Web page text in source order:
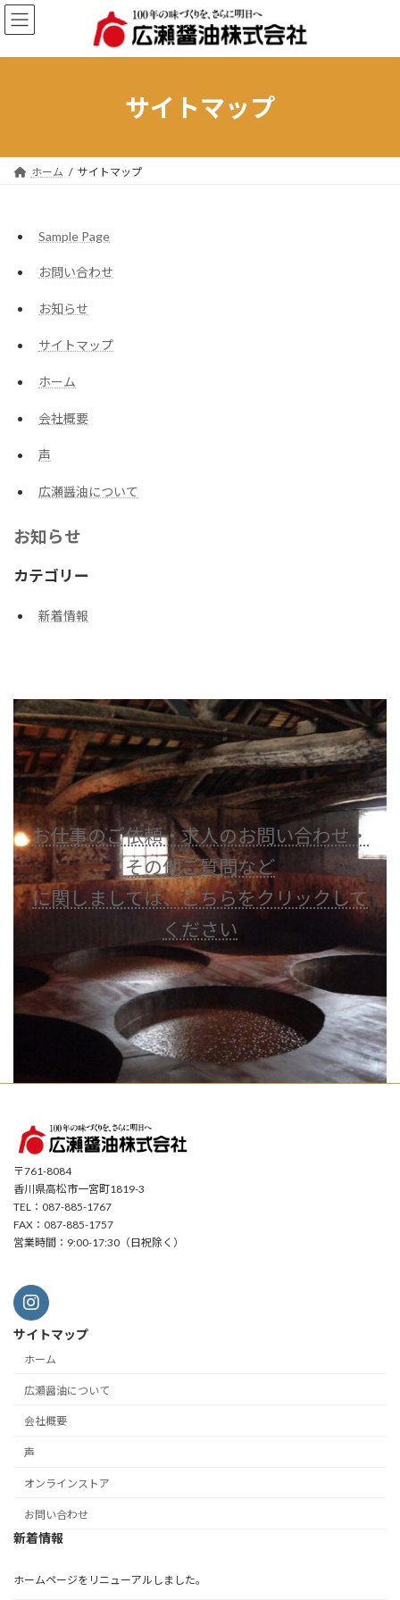
コ
ン
ン
ナ
ビ
ー
サイトマップ
ホーム サイトマップ
Sample Page
お問い合わせ
お知らせ
サイトマップ
ホーム
会社概要
声
広瀬醤油について
お知らせ
カテゴリー
新着情報
お仕事のご依頼・求人のお問い合わせ・
その他ご質問など
に関しましては、こちらをクリックして
ください
〒761-8084
香川県高松市一宮町1819-3
TEL：087-885-1767
FAX：087-885-1757
営業時間：9:00-17:30（日祝除く）
サイトマップ
ホーム
広瀬醤油について
会社概要
声
オンラインストア
お問い合わせ
新着情報
ホームページをリニューアルしました。